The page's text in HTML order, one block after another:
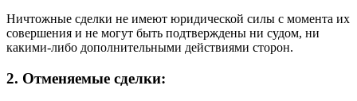
Ничтожные сделки не имеют юридической силы с момента их
совершения и не могут быть подтверждены ни судом, ни
какими-либо дополнительными действиями сторон.
2. Отменяемые сделки: